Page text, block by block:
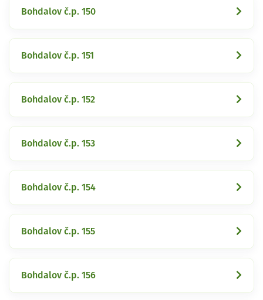
Bohdalov č.p. 150
Bohdalov č.p. 151
Bohdalov č.p. 152
Bohdalov č.p. 153
Bohdalov č.p. 154
Bohdalov č.p. 155
Bohdalov č.p. 156